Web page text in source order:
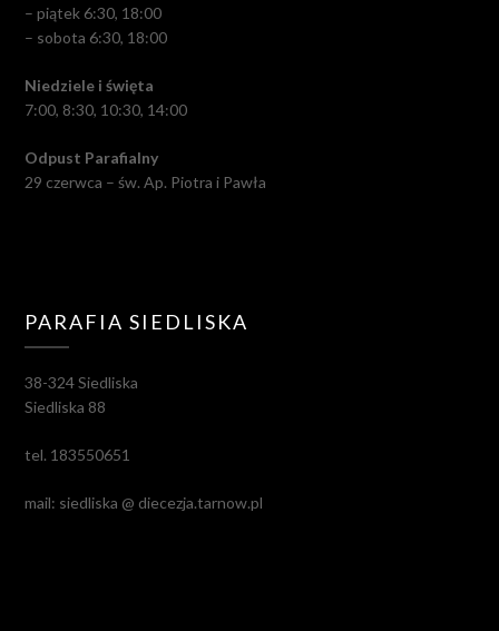
– piątek 6:30, 18:00
– sobota 6:30, 18:00
Niedziele i święta
7:00, 8:30, 10:30, 14:00
Odpust Parafialny
29 czerwca – św. Ap. Piotra i Pawła
PARAFIA SIEDLISKA
38-324 Siedliska
Siedliska 88
tel. 183550651
mail: siedliska @ diecezja.tarnow.pl